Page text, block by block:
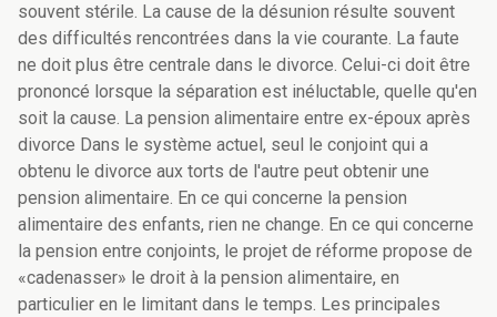
souvent stérile. La cause de la désunion résulte souvent
des difficultés rencontrées dans la vie courante. La faute
ne doit plus être centrale dans le divorce. Celui-ci doit être
prononcé lorsque la séparation est inéluctable, quelle qu'en
soit la cause. La pension alimentaire entre ex-époux après
divorce Dans le système actuel, seul le conjoint qui a
obtenu le divorce aux torts de l'autre peut obtenir une
pension alimentaire. En ce qui concerne la pension
alimentaire des enfants, rien ne change. En ce qui concerne
la pension entre conjoints, le projet de réforme propose de
«cadenasser» le droit à la pension alimentaire, en
particulier en le limitant dans le temps. Les principales